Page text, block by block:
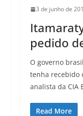
3 de junho de
pedido
O governo
tenha recebido
analista da CIA
Read More